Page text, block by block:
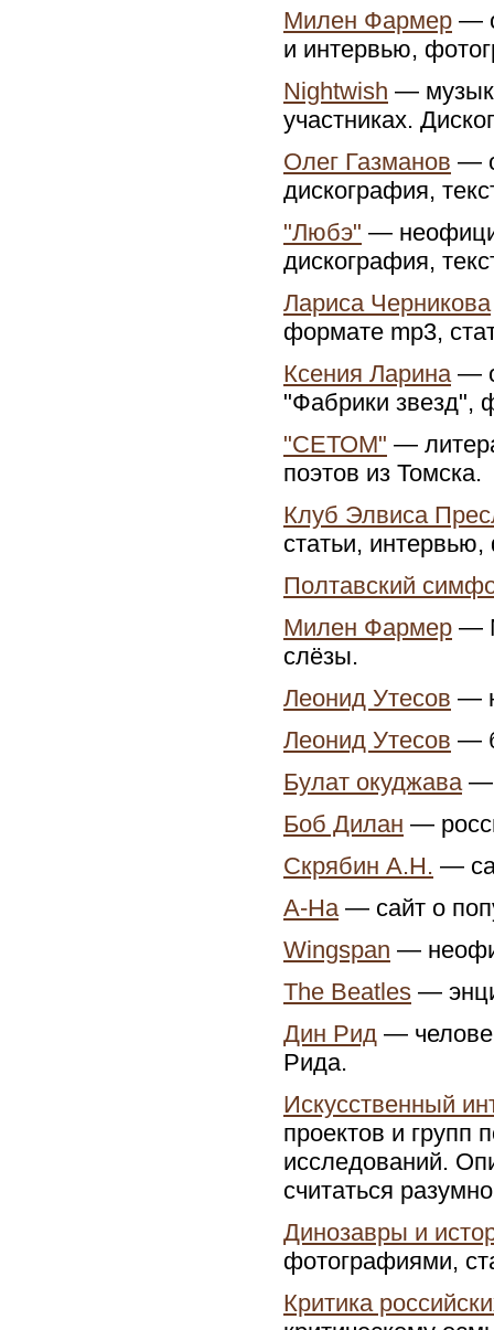
Милен Фармер —
и интервью,
Nightwish —
участниках.
Олег Газманов —
дискография,
"Любэ" —
дискография,
Лариса Черникова
формате mp3,
Ксения Ларина —
"Фабрики звезд",
"СЕТОМ" —
поэтов из Томска.
Клуб Элвиса
статьи,
Полтавский
Милен Фармер —
слёзы.
Леонид Утесов —
Леонид Утесов —
Булат окуджава —
Боб Дилан —
Скрябин А.Н. —
A-Ha — сайт о
Wingspan —
The Beatles —
Дин Рид —
Рида.
Искусственный
проектов и групп
исследований.
считаться
Динозавры и
фотографиями,
Критика